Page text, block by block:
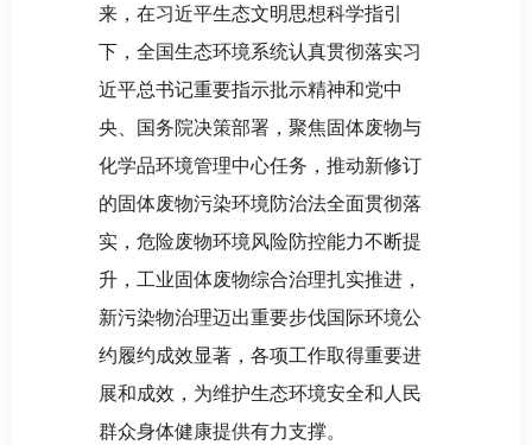
来，在习近平生态文明思想科学指引
下，全国生态环境系统认真贯彻落实习
近平总书记重要指示批示精神和党中
央、国务院决策部署，聚焦固体废物与
化学品环境管理中心任务，推动新修订
的固体废物污染环境防治法全面贯彻落
实，危险废物环境风险防控能力不断提
升，工业固体废物综合治理扎实推进，
新污染物治理迈出重要步伐国际环境公
约履约成效显著，各项工作取得重要进
展和成效，为维护生态环境安全和人民
群众身体健康提供有力支撑。